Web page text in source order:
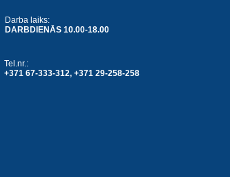
Darba laiks:
DARBDIENĀS 10.00-18.00
Tel.nr.:
+371 67-333-312, +371 29-258-258